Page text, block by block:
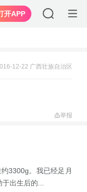
开APP
12-22 广西壮族自治区
举报
3300g。我已经足月
出生后的...